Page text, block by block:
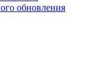
обновления